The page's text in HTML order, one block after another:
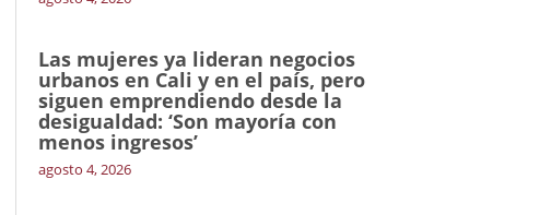
Las mujeres ya lideran negocios
urbanos en Cali y en el país, pero
siguen emprendiendo desde la
desigualdad: ‘Son mayoría con
menos ingresos’
agosto 4, 2026